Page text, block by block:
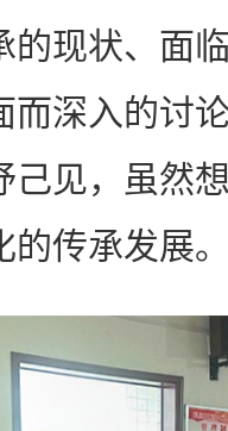
的现状、面
而深入的讨
己见，虽然
的传承发展